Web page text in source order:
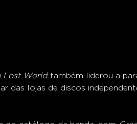
Lost World também liderou a
das lojas de discos